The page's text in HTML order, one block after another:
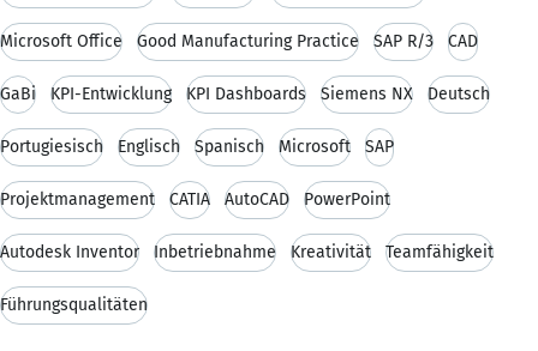
Microsoft Office Good Manufacturing Practice SAP R/3 CAD
GaBi KPI-Entwicklung KPI Dashboards Siemens NX Deutsch
Portugiesisch Englisch Spanisch Microsoft SAP
Projektmanagement CATIA AutoCAD PowerPoint
Autodesk Inventor Inbetriebnahme Kreativität Teamfähigkeit
Führungsqualitäten